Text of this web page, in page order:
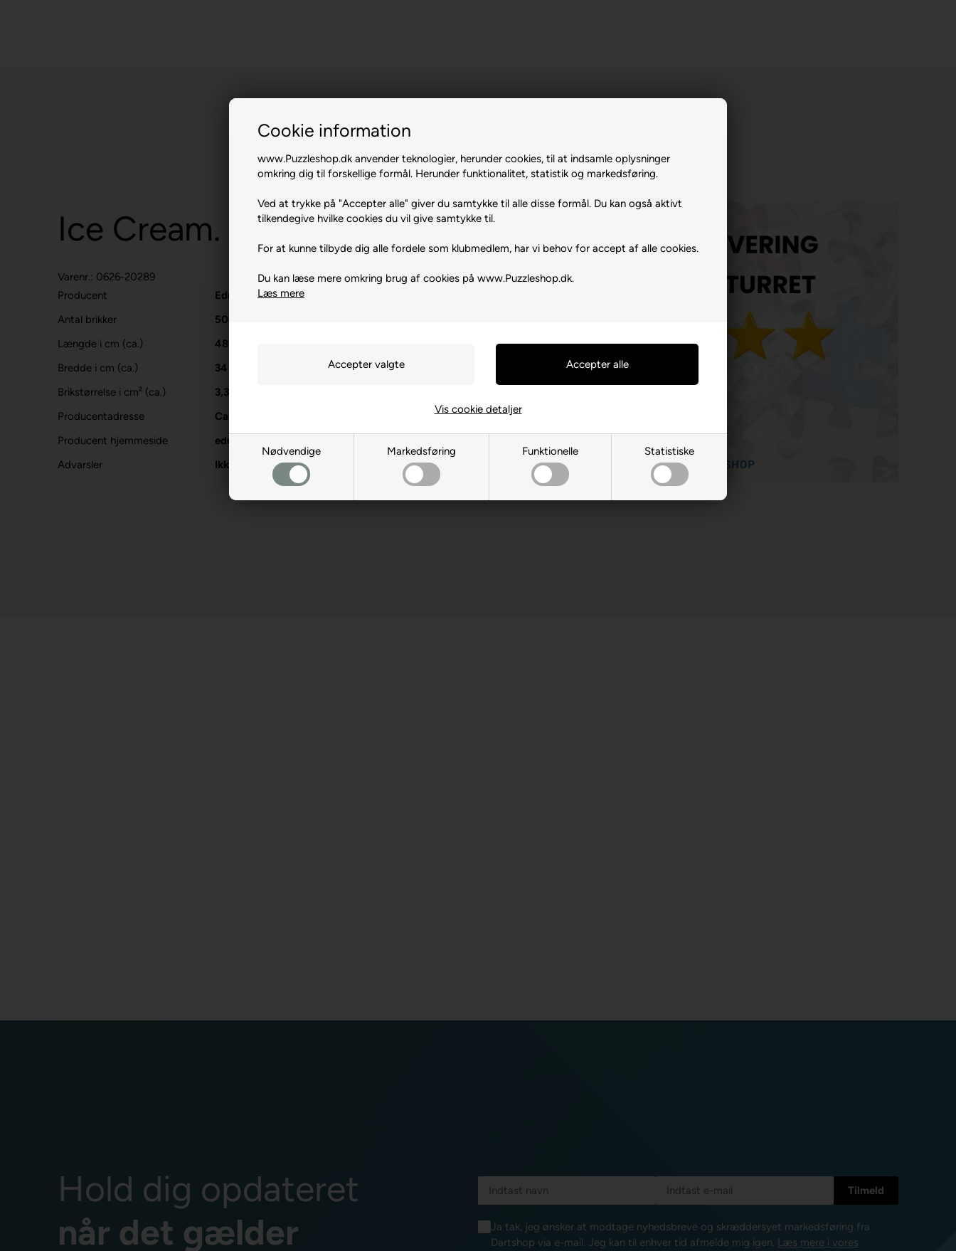
Cookie information
www.Puzzleshop.dk anvender teknologier, herunder cookies, til at indsamle oplysninger
omkring dig til forskellige formål. Herunder funktionalitet, statistik og markedsføring.
Ved at trykke på "Accepter alle" giver du samtykke til alle disse formål. Du kan også aktivt
tilkendegive hvilke cookies du vil give samtykke til.
For at kunne tilbyde dig alle fordele som klubmedlem, har vi behov for accept af alle cookies.
Du kan læse mere omkring brug af cookies på www.Puzzleshop.dk.
Læs mere
Nødvendige Markedsføring Funktionelle Statistiske
Vis cookie detaljer
Ice Cream.
Varenr.: 0626-20289
Producent
Educa
Antal brikker
500
Længde i cm (ca.)
48
Bredde i cm (ca.)
34
Brikstørrelse i cm² (ca.)
3,3
Producentadresse
Carrer d'Osona, 1, ES- 08192 Sant Quirze del Vallès
Producent hjemmeside
educaborras.com
Advarsler
Ikke til børn under 3 år. Indeholder små dele.
Hold dig opdateret
når det gælder
Ja tak, jeg ønsker at modtage nyhedsbreve og skræddersyet markedsføring fra
Dartshop via e-mail. Jeg kan til enhver tid afmelde mig igen. Læs mere i vores